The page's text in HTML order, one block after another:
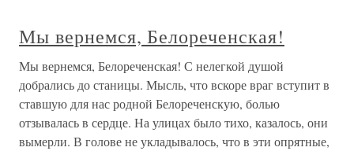
Мы вернемся, Белореченская!
Мы вернемся, Белореченская! С нелегкой душой
добрались до станицы. Мысль, что вскоре враг вступит в
ставшую для нас родной Белореченскую, болью
отзывалась в сердце. На улицах было тихо, казалось, они
вымерли. В голове не укладывалось, что в эти опрятные,